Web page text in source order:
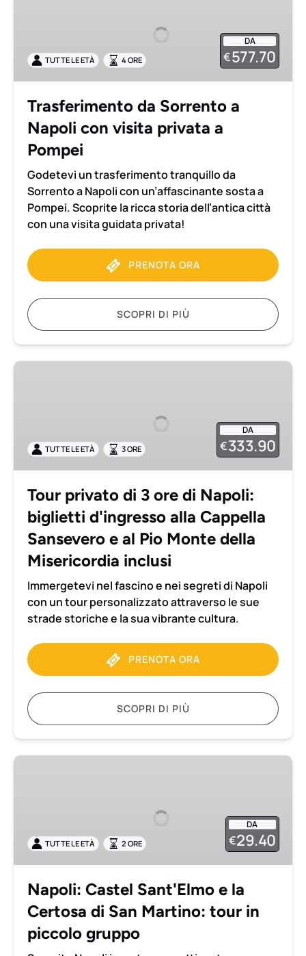
con
visita
Pompei
DA
€577.70
TUTTE LE ETÀ 4 ORE
Trasferimento da Sorrento a
Napoli con visita privata a
Pompei
Godetevi un trasferimento tranquillo da
Sorrento a Napoli con un’affascinante sosta a
Pompei. Scoprite la ricca storia dell’antica città
con una visita guidata privata!
PRENOTA ORA
SCOPRI DI PIÙ
Tour
Napoli:
d'ingresso
alla
Cappella
Sansevero
Pio
Monte
Misericordia
inclusi
DA
€333.90
TUTTE LE ETÀ 3 ORE
Tour privato di 3 ore di Napoli:
biglietti d'ingresso alla Cappella
Sansevero e al Pio Monte della
Misericordia inclusi
Immergetevi nel fascino e nei segreti di Napoli
con un tour personalizzato attraverso le sue
strade storiche e la sua vibrante cultura.
PRENOTA ORA
SCOPRI DI PIÙ
Napoli:
Certosa
di
Martino:
tour
piccolo
DA
€29.40
TUTTE LE ETÀ 2 ORE
Napoli: Castel Sant'Elmo e la
Certosa di San Martino: tour in
piccolo gruppo